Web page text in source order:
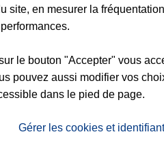
Voir l'agence
RHIN
site, en mesurer la
le bouton "Accepter" vous
pouvez aussi modifier vos
dans le pied de page.
Gérer les cookies et